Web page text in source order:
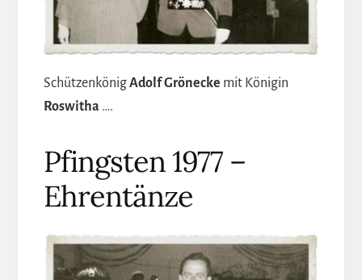
SchützenkönigAdolf Grönecke mit Königin
Roswitha ….
Pfingsten 1977 –
Ehrentänze